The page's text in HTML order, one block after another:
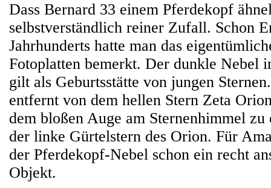
Dass Bernard 33 einem Pferdekopf
selbstverständlich reiner Zufall. Schon
Jahrhunderts hatte man das
Fotoplatten bemerkt. Der dunkle Nebel
gilt als Geburtsstätte von jungen
entfernt von dem hellen Stern Zeta
dem bloßen Auge am Sternenhimmel
der linke Gürtelstern des Orion. Für
der Pferdekopf-Nebel schon ein recht
Objekt.